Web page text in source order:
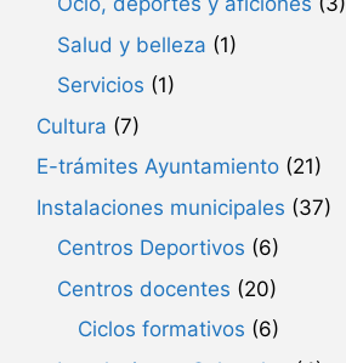
Salud y belleza (1)
Servicios (1)
Cultura (7)
E-trámites Ayuntamiento (21)
Instalaciones municipales (37)
Centros Deportivos (6)
Centros docentes (20)
Ciclos formativos (6)